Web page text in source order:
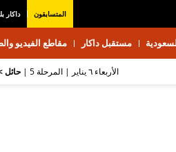
المتسابقون داكار
مستقبل داكار مقاطع الفيديو
الأربعاء ٦ يناير | المرحلة 5 | حائل